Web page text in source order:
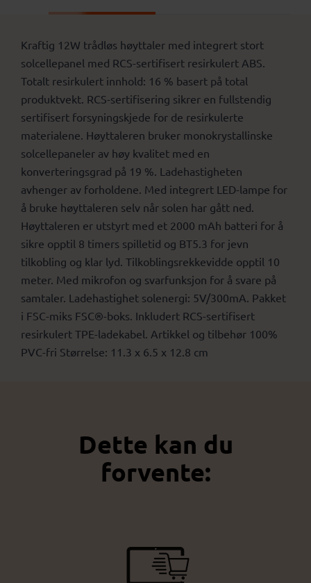
Kraftig 12W trådløs høyttaler med integrert stort
solcellepanel med RCS-sertifisert resirkulert ABS.
Totalt resirkulert innhold: 16 % basert på total
produktvekt. RCS-sertifisering sikrer en fullstendig
sertifisert forsyningskjede for de resirkulerte
materialene. Høyttaleren bruker monokrystallinske
solcellepaneler av høy kvalitet med en
konverteringsgrad på 19 %. Ladehastigheten
avhenger av forholdene. Med integrert LED-lampe for
å bruke høyttaleren selv når solen har gått ned.
Høyttaleren er utstyrt med et 2000 mAh batteri for å
sikre opptil 8 timers spilletid og BT5.3 for jevn
tilkobling og klar lyd. Tilkoblingsrekkevidde opptil 10
meter. Med mikrofon og svarfunksjon for å svare på
samtaler. Ladehastighet solenergi: 5V/300mA. Pakket
i FSC-miks FSC®-boks. Inkludert RCS-sertifisert
resirkulert TPE-ladekabel. Artikkel og tilbehør 100%
PVC-fri Størrelse: 11.3 x 6.5 x 12.8 cm
Dette kan du
forvente: